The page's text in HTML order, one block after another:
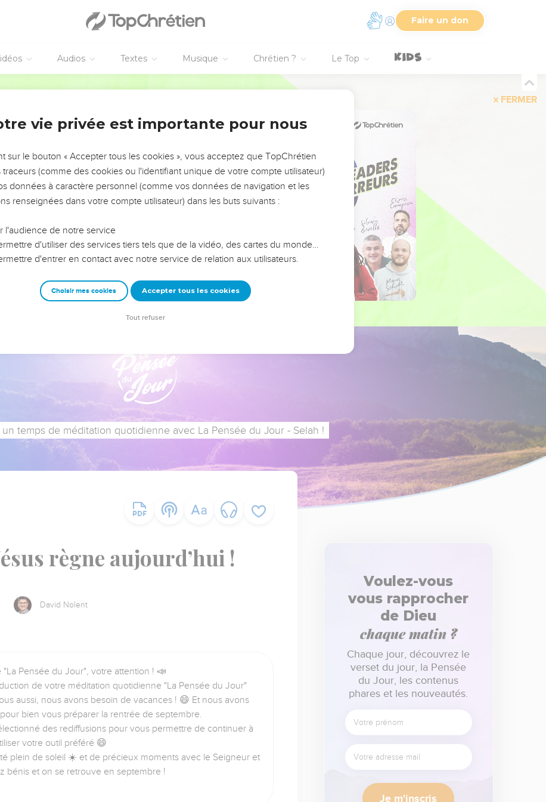
Faire un don
Audios Textes Musique Chrétien ? Le Top
FERMER
DE L’ANNÉE !
ÉVITER LES VOTRES ?
leur impact, leur foi ou leur vision. Mais on voit
qu'ils ont traversés, alors même que ce sont
et responsables reviennent sur les erreurs
avancer avec plus de sagesse afin que leurs erreurs
un ministère, une équipe, un groupe ou une famille,
un temps de méditation quotidienne avec La Pensée du Jour - Selah !
règne aujourd’hui !
David Nolent
"La Pensée du Jour", votre attention ! 📣
de votre méditation quotidienne "La Pensée du Jour"
aussi, nous avons besoin de vacances ! 😄 Et nous avons
bien vous préparer la rentrée de septembre.
des rediffusions pour vous permettre de continuer à
votre outil préféré 😄
plein de soleil ☀️ et de précieux moments avec le Seigneur et
bénis et on se retrouve en septembre !
Voulez-vous
vous rapprocher
de Dieu
chaque matin ?
Chaque jour, découvrez le
verset du jour, la Pensée
du Jour, les contenus
phares et les nouveautés.
Je m'inscris
vie privée est importante pour nous
sur le bouton « Accepter tous les cookies », vous acceptez que TopChrétien
traceurs (comme des cookies ou l'identifiant unique de votre compte utilisateur)
données à caractère personnel (comme vos données de navigation et les
renseignées dans votre compte utilisateur) dans les buts suivants :
l'audience de notre service
d'utiliser des services tiers tels que de la vidéo, des cartes du monde…
d'entrer en contact avec notre service de relation aux utilisateurs.
Choisir mes cookies Accepter tous les cookies
Tout refuser